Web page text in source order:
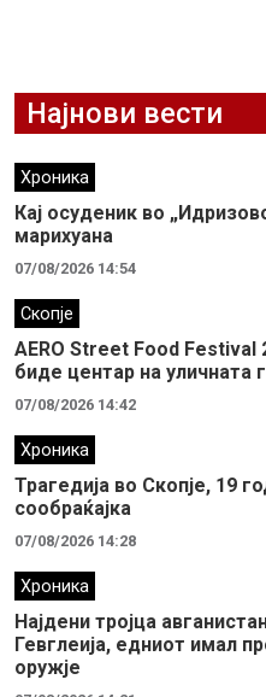
Најнови вести
Хроника
Кај осуденик во
марихуана
07/08/2026 14:54
Скопје
AERO Street Food Festival
биде центар на уличната
07/08/2026 14:42
Хроника
Трагедија во Скопје, 19
сообраќајка
07/08/2026 14:28
Хроника
Најдени тројца
Гевглеија, едниот имал
оружје